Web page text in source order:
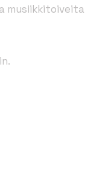
musiikkitoiveita